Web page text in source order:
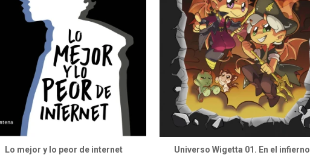
Lo mejor y lo peor de internet Universo Wigetta 01. En el infierno